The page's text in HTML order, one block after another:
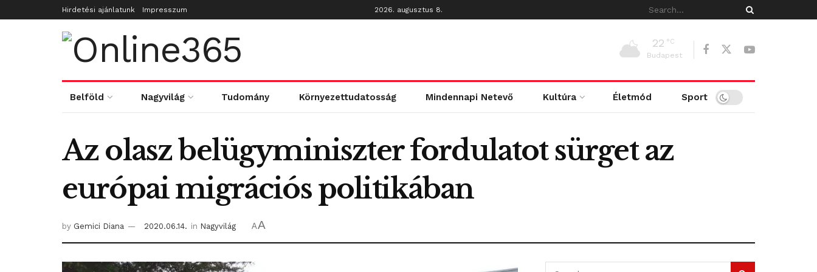
Hirdetési ajánlatunk Impresszum 2026. augusztus 8.
22 °C
Budapest
Belföld Nagyvilág Tudomány Környezettudatosság Mindennapi Netevő Kultúra Életmód Sport
Az olasz belügyminiszter fordulatot sürget az
európai migrációs politikában
by Gemici Diana 2020.06.14. in Nagyvilág AA